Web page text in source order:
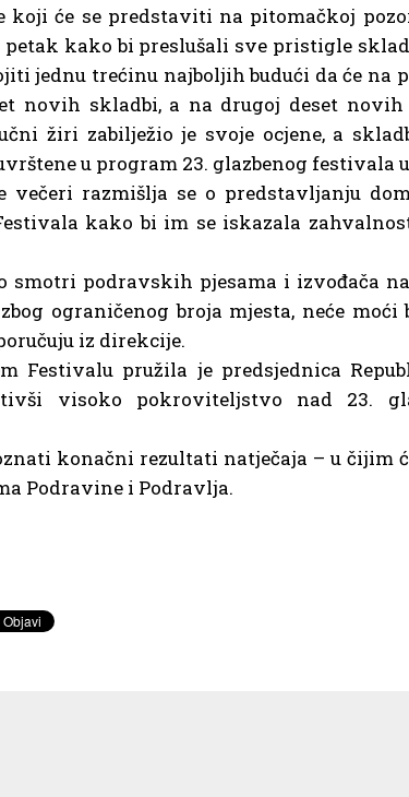
će se predstaviti na pitomačkoj
petak kako bi preslušali sve pristigle
jednu trećinu najboljih budući da će na
novih skladbi, a na drugoj deset
žiri zabilježio je svoje ocjene, a
u program 23. glazbenog festivala
večeri razmišlja se o predstavljanju
kako bi im se iskazala
smotri podravskih pjesama i izvođača
ograničenog broja mjesta, neće
iz direkcije.
Festivalu pružila je predsjednica
visoko pokroviteljstvo nad 23.
konačni rezultati natječaja – u čijim
Podravine i Podravlja.